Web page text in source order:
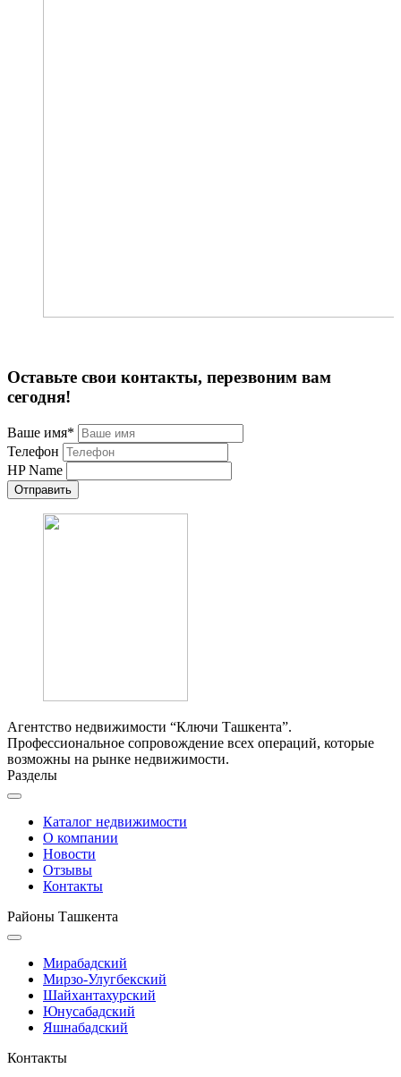
Оставьте свои контакты, перезвоним вам
сегодня!
Ваше имя*
Телефон
HP Name
Отправить
Агентство недвижимости “Ключи Ташкента”.
Профессиональное сопровождение всех операций, которые
возможны на рынке недвижимости.
Разделы
Каталог недвижимости
О компании
Новости
Отзывы
Контакты
Районы Ташкента
Мирабадский
Мирзо-Улугбекский
Шайхантахурский
Юнусабадский
Яшнабадский
Контакты